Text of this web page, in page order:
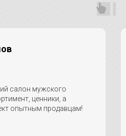
салон мужского
ценники, а
опытным продавцам!